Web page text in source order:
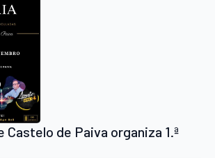
Castelo de Paiva organiza 1.ª